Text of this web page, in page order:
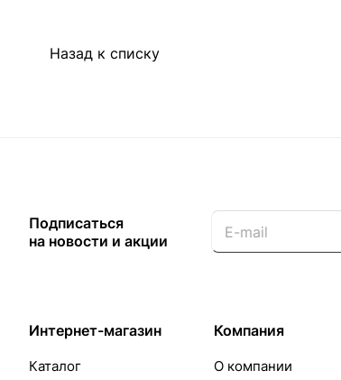
Назад к списку
Подписаться
на новости и акции
Интернет-магазин
Каталог
Компания
О компании